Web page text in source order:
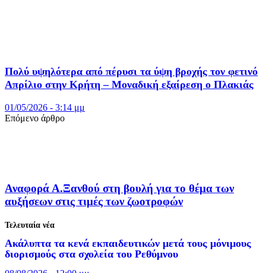
Πολύ υψηλότερα από πέρυσι τα ύψη βροχής τον φετινό
Απρίλιο στην Κρήτη – Μοναδική εξαίρεση ο Πλακιάς
01/05/2026 - 3:14 μμ
Επόμενο άρθρο
Αναφορά Α.Ξανθού στη βουλή για το θέμα των
αυξήσεων στις τιμές των ζωοτροφών
Τελευταία νέα
Ακάλυπτα τα κενά εκπαιδευτικών μετά τους μόνιμους
διορισμούς στα σχολεία του Ρεθύμνου